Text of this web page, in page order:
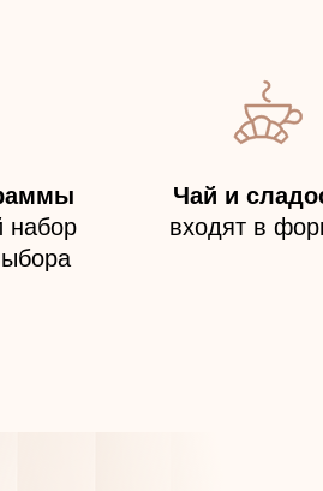
набор
Чай и
входят в